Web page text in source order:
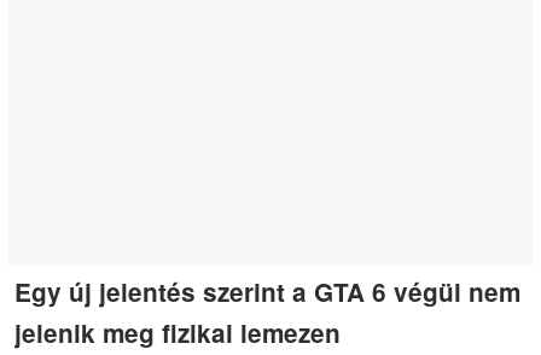
Egy új jelentés szerint a GTA 6 végül nem
jelenik meg fizikai lemezen